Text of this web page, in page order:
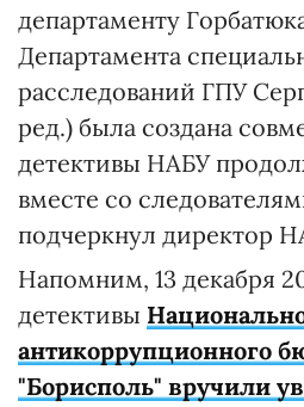
департаменту
Департамента
расследований ГПУ
ред.) была создана
детективы НАБУ
вместе со
подчеркнул директор
Напомним, 13 декабря
детективы
антикоррупционного
"Борисполь" вручили